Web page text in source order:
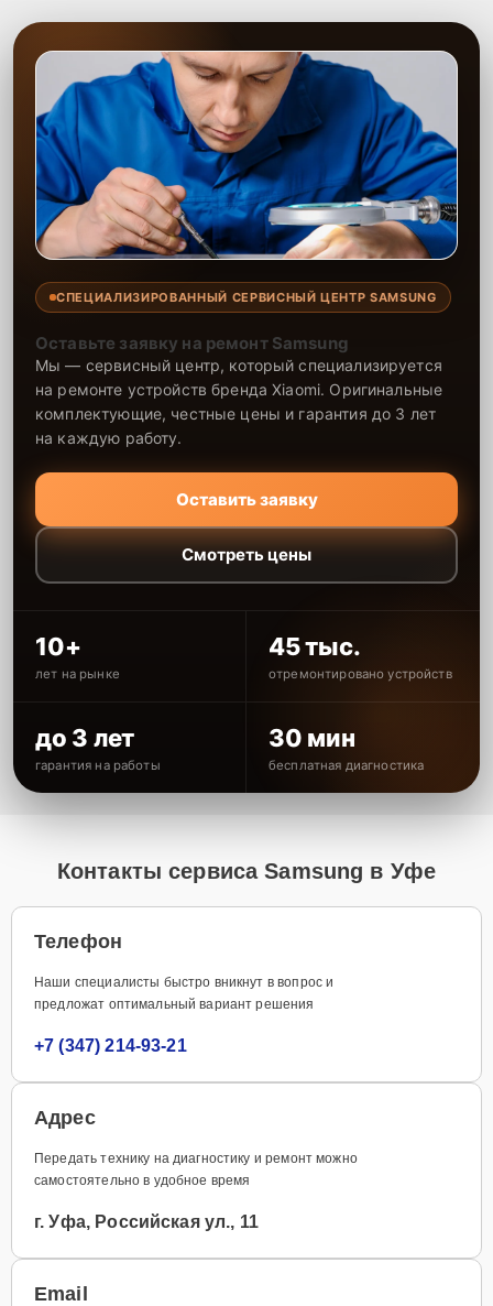
СПЕЦИАЛИЗИРОВАННЫЙ СЕРВИСНЫЙ ЦЕНТР SAMSUNG
Оставьте заявку на ремонт Samsung
Мы — сервисный центр, который специализируется
на ремонте устройств бренда Xiaomi. Оригинальные
комплектующие, честные цены и гарантия до 3 лет
на каждую работу.
Оставить заявку
Смотреть цены
10+
лет на рынке
45 тыс.
отремонтировано устройств
до 3 лет
гарантия на работы
30 мин
бесплатная диагностика
Контакты сервиса Samsung в Уфе
Телефон
Наши специалисты быстро вникнут в вопрос и
предложат оптимальный вариант решения
+7 (347) 214-93-21
Адрес
Передать технику на диагностику и ремонт можно
самостоятельно в удобное время
г. Уфа, Российская ул., 11
Email